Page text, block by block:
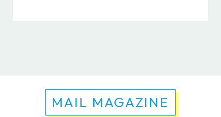
MAIL MAGAZINE